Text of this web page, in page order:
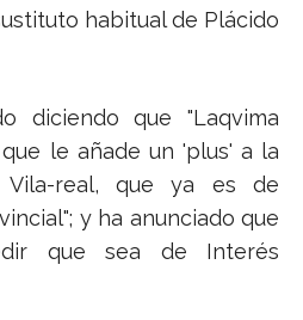
habitual de Plácido
diciendo que "Laqvima
le añade un 'plus' a la
Vila-real, que ya es de
y ha anunciado que
que sea de Interés